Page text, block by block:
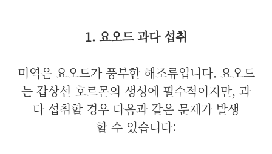
1. 요오드 과다 섭취
미역은 요오드가 풍부한 해조류입니다. 요오드
는 갑상선 호르몬의 생성에 필수적이지만, 과
다 섭취할 경우 다음과 같은 문제가 발생
할 수 있습니다: